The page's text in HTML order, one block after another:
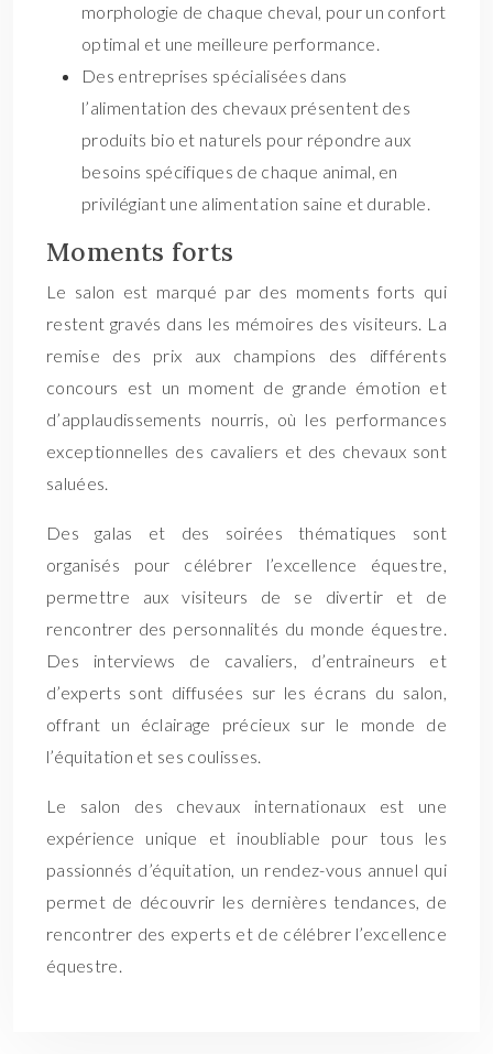
morphologie de chaque cheval, pour un confort
optimal et une meilleure performance.
Des entreprises spécialisées dans
l’alimentation des chevaux présentent des
produits bio et naturels pour répondre aux
besoins spécifiques de chaque animal, en
privilégiant une alimentation saine et durable.
Moments forts
Le salon est marqué par des moments forts qui
restent gravés dans les mémoires des visiteurs. La
remise des prix aux champions des différents
concours est un moment de grande émotion et
d’applaudissements nourris, où les performances
exceptionnelles des cavaliers et des chevaux sont
saluées.
Des galas et des soirées thématiques sont
organisés pour célébrer l’excellence équestre,
permettre aux visiteurs de se divertir et de
rencontrer des personnalités du monde équestre.
Des interviews de cavaliers, d’entraineurs et
d’experts sont diffusées sur les écrans du salon,
offrant un éclairage précieux sur le monde de
l’équitation et ses coulisses.
Le salon des chevaux internationaux est une
expérience unique et inoubliable pour tous les
passionnés d’équitation, un rendez-vous annuel qui
permet de découvrir les dernières tendances, de
rencontrer des experts et de célébrer l’excellence
équestre.